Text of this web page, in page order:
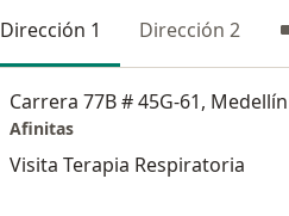
Dirección 1 Dirección 2
Carrera 77B # 45G-61, Medellín
Afinitas
Visita Terapia Respiratoria